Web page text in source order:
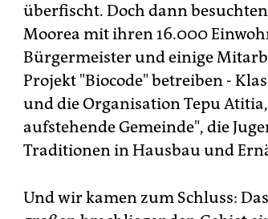
überfischt. Doch dann
Moorea mit ihren 16.000
Bürgermeister und einige
Projekt "Biocode" betreiben -
und die Organisation Tepu
aufstehende Gemeinde", die
Traditionen in Hausbau und
Und wir kamen zum Schluss: